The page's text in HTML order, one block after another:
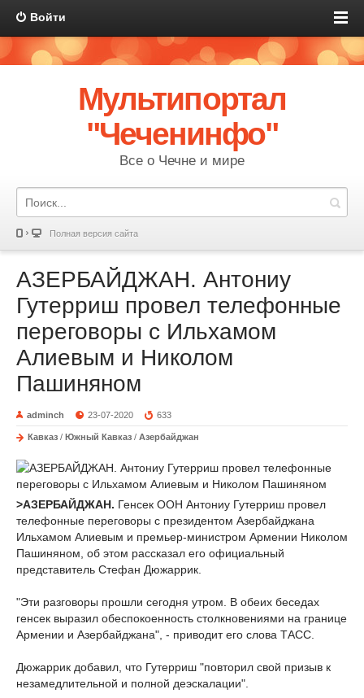
Войти
Мультипортал
"Чеченинфо"
Все о Чечне и мире
Полная версия сайта
АЗЕРБАЙДЖАН. Антониу
Гутерриш провел телефонные
переговоры с Ильхамом
Алиевым и Николом
Пашиняном
adminch 23-07-2020 633
Кавказ / Южный Кавказ / Азербайджан
>АЗЕРБАЙДЖАН. Генсек ООН Антониу Гутерриш провел
телефонные переговоры с президентом Азербайджана
Ильхамом Алиевым и премьер-министром Армении Николом
Пашиняном, об этом рассказал его официальный
представитель Стефан Дюжаррик.
"Эти разговоры прошли сегодня утром. В обеих беседах
генсек выразил обеспокоенность столкновениями на границе
Армении и Азербайджана", - приводит его слова ТАСС.
Дюжаррик добавил, что Гутерриш "повторил свой призыв к
незамедлительной и полной деэскалации".